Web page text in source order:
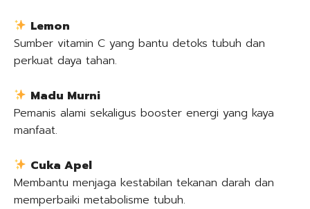
Lemon
Sumber vitamin C yang bantu detoks tubuh dan
perkuat daya tahan.
Madu Murni
Pemanis alami sekaligus booster energi yang kaya
manfaat.
Cuka Apel
Membantu menjaga kestabilan tekanan darah dan
memperbaiki metabolisme tubuh.